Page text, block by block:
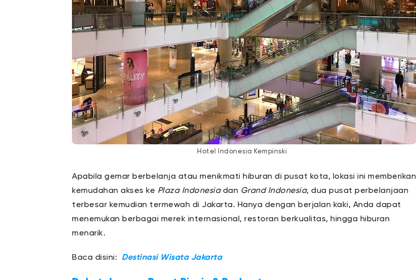
Hotel Indonesia Kempinski
Apabila gemar berbelanja atau menikmati hiburan di pusat kota, lokasi ini memberikan
kemudahan akses ke Plaza Indonesiadan Grand Indonesia, dua pusat perbelanjaan
terbesar kemudian termewah di Jakarta. Hanya dengan berjalan kaki, Anda dapat
menemukan berbagai merek internasional, restoran berkualitas, hingga hiburan
menarik.
Baca disini: Destinasi Wisata Jakarta